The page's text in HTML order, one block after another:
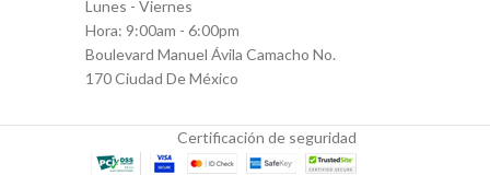
Lunes - Viernes
Hora: 9:00am - 6:00pm
Boulevard Manuel Ávila Camacho No.
170 Ciudad De México
Certificación de seguridad